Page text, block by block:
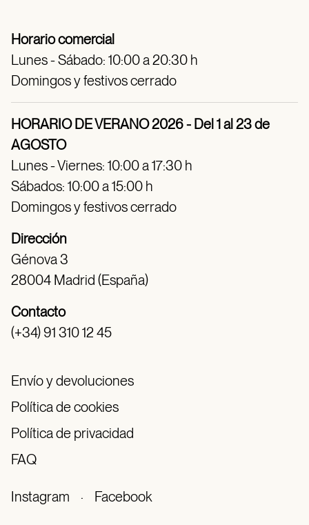
Horario comercial
Lunes - Sábado: 10:00 a 20:30 h
Domingos y festivos cerrado
HORARIO DE VERANO 2026 - Del 1 al 23 de
AGOSTO
Lunes - Viernes: 10:00 a 17:30 h
Sábados: 10:00 a 15:00 h
Domingos y festivos cerrado
Dirección
Génova 3
28004 Madrid (España)
Contacto
(+34) 91 310 12 45
Envío y devoluciones
Política de cookies
Política de privacidad
FAQ
Instagram · Facebook